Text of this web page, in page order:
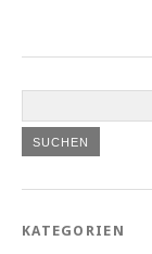
KATEGORIEN